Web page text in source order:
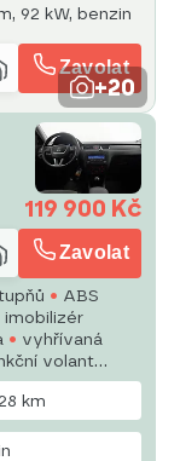
92 kW, benzin
Zavolat
+20
119 900 Kč
Zavolat
ABS
imobilizér
vyhřívaná
volant
km